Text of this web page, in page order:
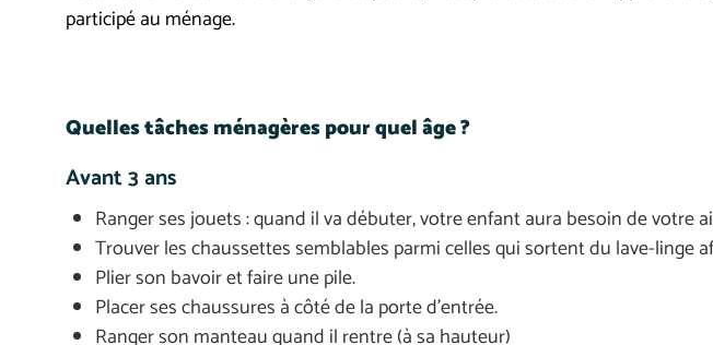
participé au ménage.
Quelles tâches ménagères pour quel âge ?
Avant 3 ans
Ranger ses jouets : quand il va débuter, votre enfant aura besoin de votre
Trouver les chaussettes semblables parmi celles qui sortent du lave-linge
Plier son bavoir et faire une pile.
Placer ses chaussures à côté de la porte d’entrée.
Ranger son manteau quand il rentre (à sa hauteur)